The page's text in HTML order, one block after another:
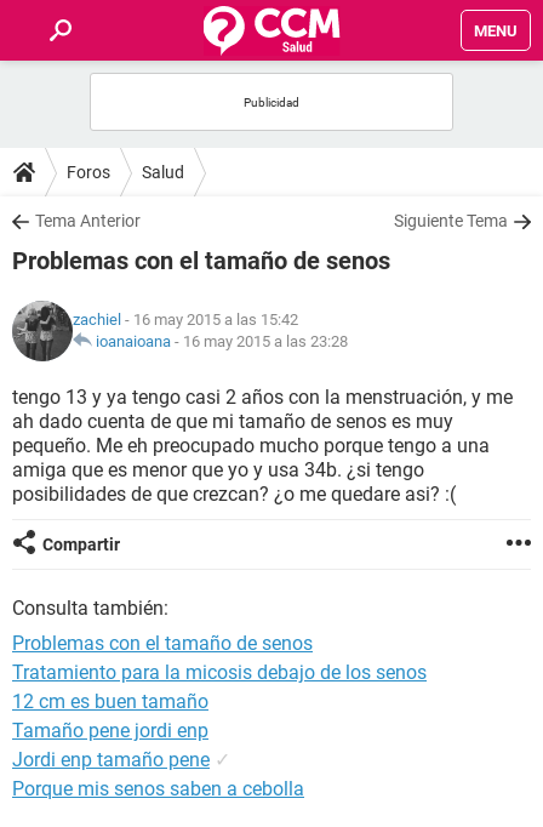
MENU
FOROS
SALUD
NUTRICIÓN
BIENESTAR
SEXUALIDAD
GLOSARIO
Foros Salud
Tema Anterior Siguiente Tema
Problemas con el tamaño de senos
zachiel - 16 may 2015 a las 15:42
ioanaioana - 16 may 2015 a las 23:28
tengo 13 y ya tengo casi 2 años con la menstruación, y me
ah dado cuenta de que mi tamaño de senos es muy
pequeño. Me eh preocupado mucho porque tengo a una
amiga que es menor que yo y usa 34b. ¿si tengo
posibilidades de que crezcan? ¿o me quedare asi? :(
Compartir
Consulta también:
Problemas con el tamaño de senos
Tratamiento para la micosis debajo de los senos
12 cm es buen tamaño
Tamaño pene jordi enp
Jordi enp tamaño pene ✓
Porque mis senos saben a cebolla